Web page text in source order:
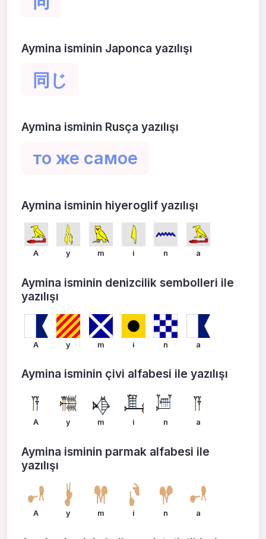
Aymina isminin Japonca yazılışı
同じ
Aymina isminin Rusça yazılışı
то же самое
Aymina isminin hiyeroglif yazılışı
A y m i n a
Aymina isminin denizcilik sembolleri ile
yazılışı
A y m i n a
Aymina isminin çivi alfabesi ile yazılışı
A y m i n a
Aymina isminin parmak alfabesi ile
yazılışı
A y m i n a